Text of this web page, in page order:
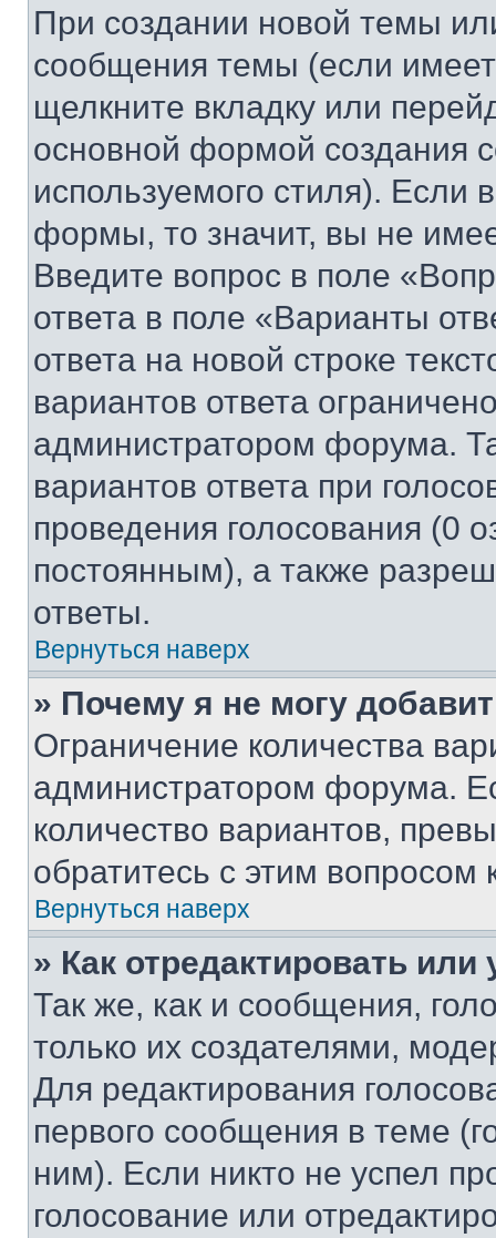
При создании новой темы
сообщения темы (если
щелкните вкладку или
основной формой создания
используемого стиля). Если
формы, то значит, вы не
Введите вопрос в поле
ответа в поле «Варианты
ответа на новой строке
вариантов ответа
администратором форума.
вариантов ответа при
проведения голосования (0
постоянным), а также
ответы.
Вернуться наверх
» Почему я не могу
Ограничение количества
администратором форума.
количество вариантов,
обратитесь с этим вопросом
Вернуться наверх
» Как отредактировать
Так же, как и сообщения,
только их создателями,
Для редактирования
первого сообщения в теме
ним). Если никто не успел
голосование или